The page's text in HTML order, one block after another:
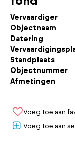
Vervaardiger
Objectnaam
Datering
Standplaats
Objectnummer
Afmetingen
Voeg toe aan
Voeg toe aan